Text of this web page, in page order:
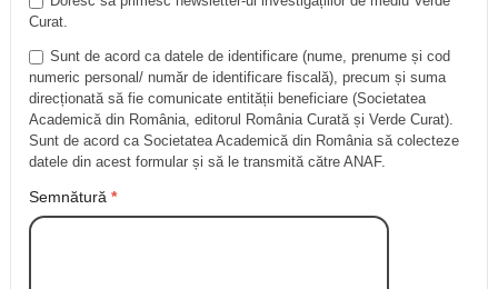
Curat.
Sunt de acord ca datele de identificare (nume, prenume și cod
numeric personal/ număr de identificare fiscală), precum și suma
direcționată să fie comunicate entității beneficiare (Societatea
Academică din România, editorul România Curată și Verde Curat).
Sunt de acord ca Societatea Academică din România să colecteze
datele din acest formular și să le transmită către ANAF.
Semnătură *